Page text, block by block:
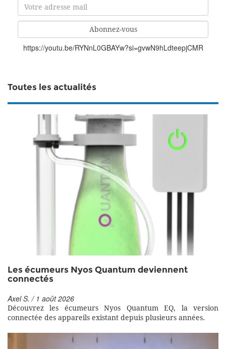
https://youtu.be/RYNnL0GBAYw?si=gvwN9hLdteepjCMR
Toutes les actualités
Les écumeurs Nyos Quantum deviennent
connectés
Axel S. / 1 août 2026
Découvrez les écumeurs Nyos Quantum EQ, la version
connectée des appareils existant depuis plusieurs années.